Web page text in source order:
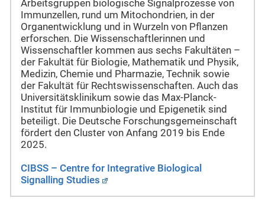
Arbeitsgruppen biologische Signalprozesse von
Immunzellen, rund um Mitochondrien, in der
Organentwicklung und in Wurzeln von Pflanzen
erforschen. Die Wissenschaftlerinnen und
Wissenschaftler kommen aus sechs Fakultäten –
der Fakultät für Biologie, Mathematik und Physik,
Medizin, Chemie und Pharmazie, Technik sowie
der Fakultät für Rechtswissenschaften. Auch das
Universitätsklinikum sowie das Max-Planck-
Institut für Immunbiologie und Epigenetik sind
beteiligt. Die Deutsche Forschungsgemeinschaft
fördert den Cluster von Anfang 2019 bis Ende
2025.
CIBSS – Centre for Integrative Biological
Signalling Studies